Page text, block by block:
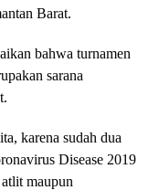
Barat.
bahwa turnamen
sarana
karena sudah dua
Disease 2019
maupun